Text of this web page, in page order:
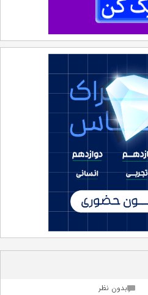
بدون نظر